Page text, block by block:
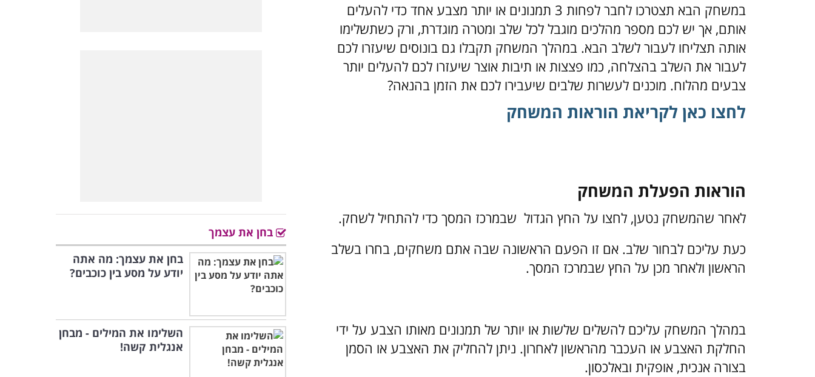
במשחק הבא תצטרכו לחבר לפחות 3 תמנונים או יותר מצבע אחד כדי להעלים
אותם, אך יש לכם מספר מהלכים מוגבל לכל שלב ומטרה מוגדרת, ורק כשתשלימו
אותה תצליחו לעבור לשלב הבא. במהלך המשחק תקבלו גם בונוסים שיעזרו לכם
לעבור את השלב בהצלחה, כמו פצצות או תיבות אוצר שיעזרו לכם להעלים יותר
צבעים מהלוח. מוכנים לעשרות שלבים שיעבירו לכם את הזמן בהנאה?
לחצו כאן לקריאת הוראות המשחק
הוראות הפעלת המשחק
לאחר שהמשחק נטען, לחצו על החץ הגדול שבמרכז המסך כדי להתחיל לשחק.
כעת עליכם לבחור שלב. אם זו הפעם הראשונה שבה אתם משחקים, בחרו בשלב
הראשון ולאחר מכן על החץ שבמרכז המסך.
במהלך המשחק עליכם להשלים שלשות או יותר של תמנונים מאותו הצבע על ידי
החלקת האצבע או העכבר מהראשון לאחרון. ניתן להחליק את האצבע או הסמן
בצורה אנכית, אופקית ובאלכסון.
בחן את עצמך
בחן את עצמך: מה אתה
יודע על מסע בין כוכבים?
השלימו את המילים - מבחן
אנגלית קשה!